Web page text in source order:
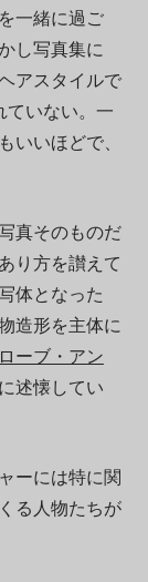
一緒に過ご
し写真集に
アスタイルで
ていない。一
いほどで、
真そのものだ
り方を讃えて
体となった
造形を主体に
ーブ・アン
述懐してい
ーには特に関
る人物たちが